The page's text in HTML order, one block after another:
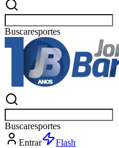
Buscarpolítica
Buscarpolítica
Entrar
Explorar